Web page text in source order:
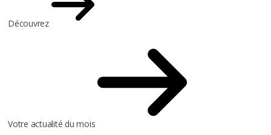
Découvrez
Votre actualité du mois